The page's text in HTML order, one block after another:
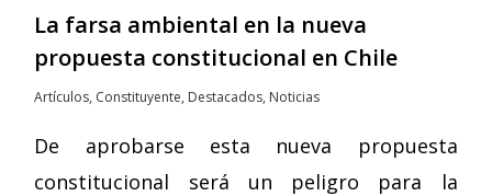
La farsa ambiental en la nueva
propuesta constitucional en Chile
Artículos, Constituyente, Destacados, Noticias
De aprobarse esta nueva propuesta
constitucional será un peligro para la